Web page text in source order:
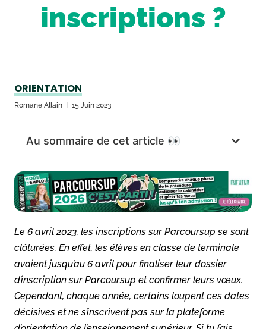
inscriptions ?
ORIENTATION
Romane Allain 15 Juin 2023
Au sommaire de cet article 👀
Le 6 avril 2023, les inscriptions sur Parcoursup se sont
clôturées. En effet, les élèves en classe de terminale
avaient jusqu’au 6 avril pour finaliser leur dossier
d’inscription sur Parcoursup et confirmer leurs vœux.
Cependant, chaque année, certains loupent ces dates
décisives et ne s’inscrivent pas sur la plateforme